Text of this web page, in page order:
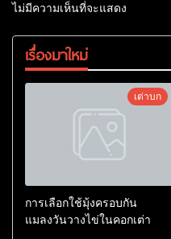
ไม่มีความเห็นที่จะแสดง
เรื่องมาใหม่
เต่าบก
การเลือกใช้มุ้งครอบกัน
แมลงวันวางไข่ในคอกเต่า